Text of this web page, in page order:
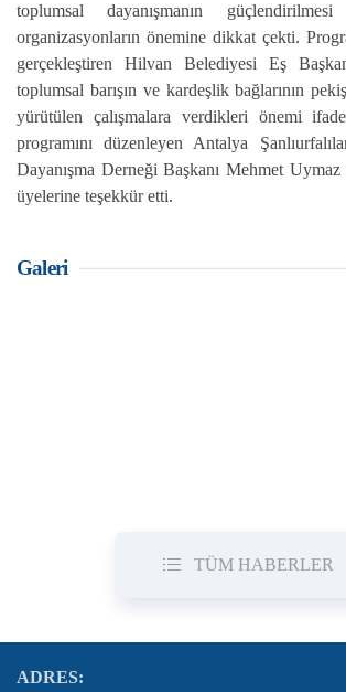
toplumsal dayanışmanın
organizasyonların önemine dikkat çekti.
gerçekleştiren Hilvan Belediyesi Eş
toplumsal barışın ve kardeşlik bağlarının
yürütülen çalışmalara verdikleri önemi
programını düzenleyen Antalya
Dayanışma Derneği Başkanı Mehmet
üyelerine teşekkür etti.
Galeri
TÜM HABERLER
ADRES: